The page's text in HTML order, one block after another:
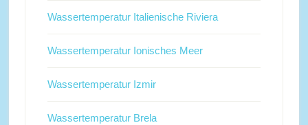
Wassertemperatur Italienische Riviera
Wassertemperatur Ionisches Meer
Wassertemperatur Izmir
Wassertemperatur Brela